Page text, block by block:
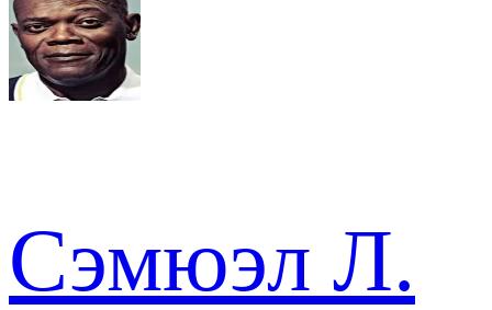
Сэмюэл Л.